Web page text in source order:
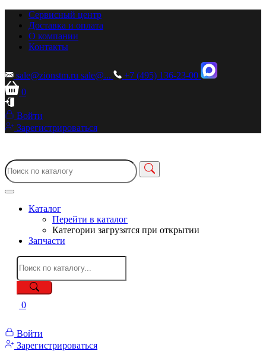
Сервисный центр
Доставка и оплата
О компании
Контакты
sale@zionstm.ru sale@...
+7 (495) 136-23-00
0
Войти
Зарегистрироваться
Каталог
Перейти в каталог
Категории загрузятся при открытии
Запчасти
0
Войти
Зарегистрироваться